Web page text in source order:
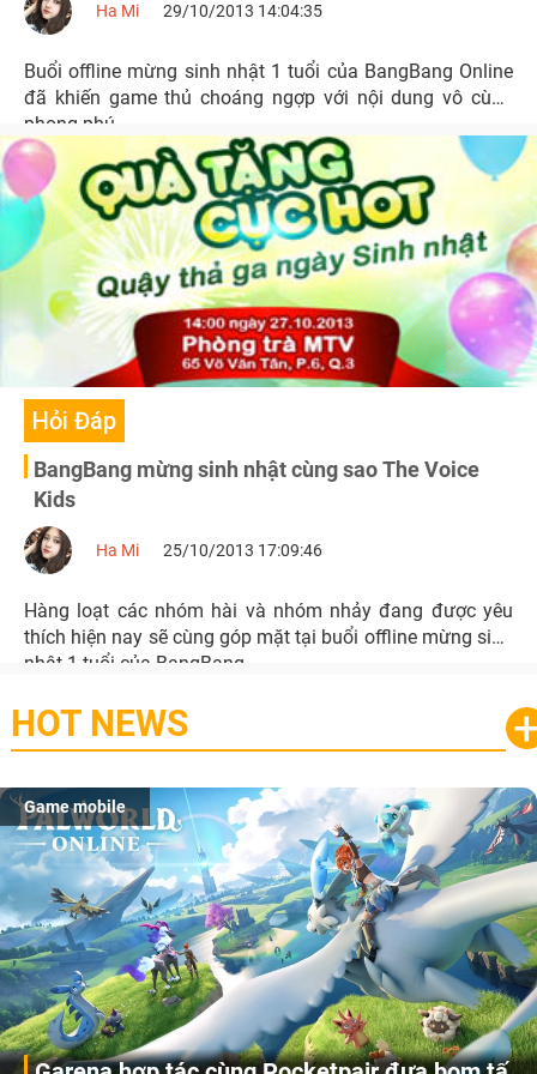
Ha Mi 29/10/2013 14:04:35
Buổi offline mừng sinh nhật 1 tuổi của BangBang Online
đã khiến game thủ choáng ngợp với nội dung vô cùng
phong phú.
Hỏi Đáp
BangBang mừng sinh nhật cùng sao The Voice
Kids
Ha Mi 25/10/2013 17:09:46
Hàng loạt các nhóm hài và nhóm nhảy đang được yêu
thích hiện nay sẽ cùng góp mặt tại buổi offline mừng sinh
nhật 1 tuổi của BangBang.
HOT NEWS
Game mobile